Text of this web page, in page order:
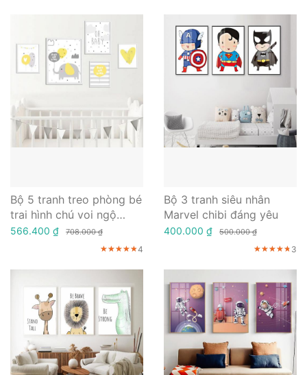
Bộ 5 tranh treo phòng bé
trai hình chú voi ngộ
nghĩnh
566.400 ₫ 708.000 ₫
★★★★★
★★★★★
★★★★★4
Bộ 3 tranh siêu nhân
Marvel chibi đáng yêu
400.000 ₫ 500.000 ₫
★★★★★
★★★★★
★★★★★ 3